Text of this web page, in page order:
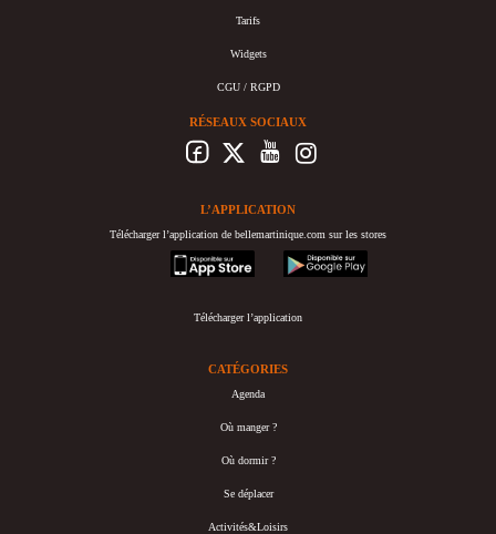
Tarifs
Widgets
CGU / RGPD
RÉSEAUX SOCIAUX
L’APPLICATION
Télécharger l’application de bellemartinique.com sur les stores
appstore
googleplay
Télécharger l’application
CATÉGORIES
Agenda
Où manger ?
Où dormir ?
Se déplacer
Activités&Loisirs